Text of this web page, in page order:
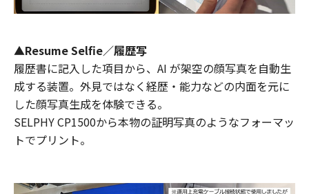
▲Resume Selfie／履歴写
履歴書に記入した項目から、AI が架空の顔写真を自動生
成する装置。外見ではなく経歴・能力などの内面を元に
した顔写真生成を体験できる。
SELPHY CP1500から本物の証明写真のようなフォーマッ
トでプリント。